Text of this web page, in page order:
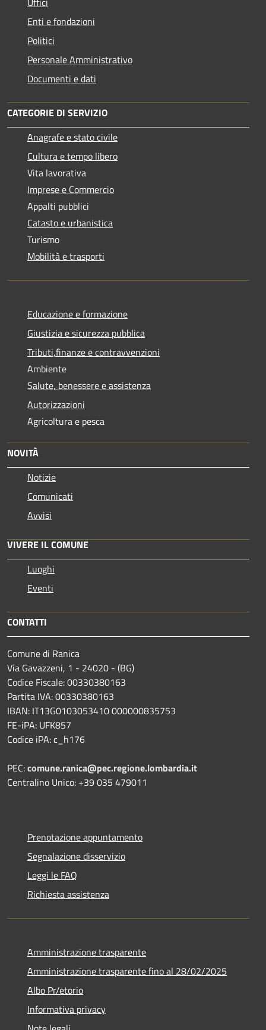
Enti e fondazioni
Politici
Personale Amministrativo
Documenti e dati
CATEGORIE DI SERVIZIO
Anagrafe e stato civile
Cultura e tempo libero
Vita lavorativa
Imprese e Commercio
Appalti pubblici
Catasto e urbanistica
Turismo
Mobilità e trasporti
Educazione e formazione
Giustizia e sicurezza pubblica
Tributi,finanze e contravvenzioni
Ambiente
Salute, benessere e assistenza
Autorizzazioni
Agricoltura e pesca
NOVITÀ
Notizie
Comunicati
Avvisi
VIVERE IL COMUNE
Luoghi
Eventi
CONTATTI
Comune di Ranica
Via Gavazzeni, 1 - 24020 - (BG)
Codice Fiscale: 00330380163
Partita IVA: 00330380163
IBAN: IT13G0103053410 000000835753
FE-iPA: UFK857
Codice iPA: c_h176
PEC:comune.ranica@pec.regione.lombardia.it
Centralino Unico: +39 035 479011
Prenotazione appuntamento
Segnalazione disservizio
Leggi le FAQ
Richiesta assistenza
Amministrazione trasparente
Amministrazione trasparente fino al 28/02/2025
Albo Pr/etorio
Informativa privacy